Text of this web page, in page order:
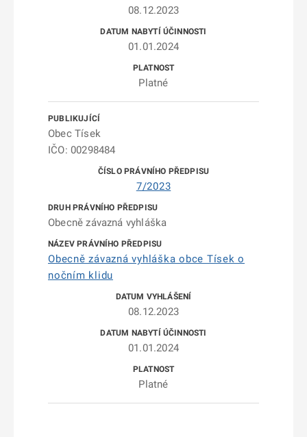
08.12.2023
01.01.2024
Platné
Obec Tísek
IČO: 00298484
7/2023
Obecně závazná vyhláška
Obecně závazná vyhláška obce Tísek o
nočním klidu
08.12.2023
01.01.2024
Platné